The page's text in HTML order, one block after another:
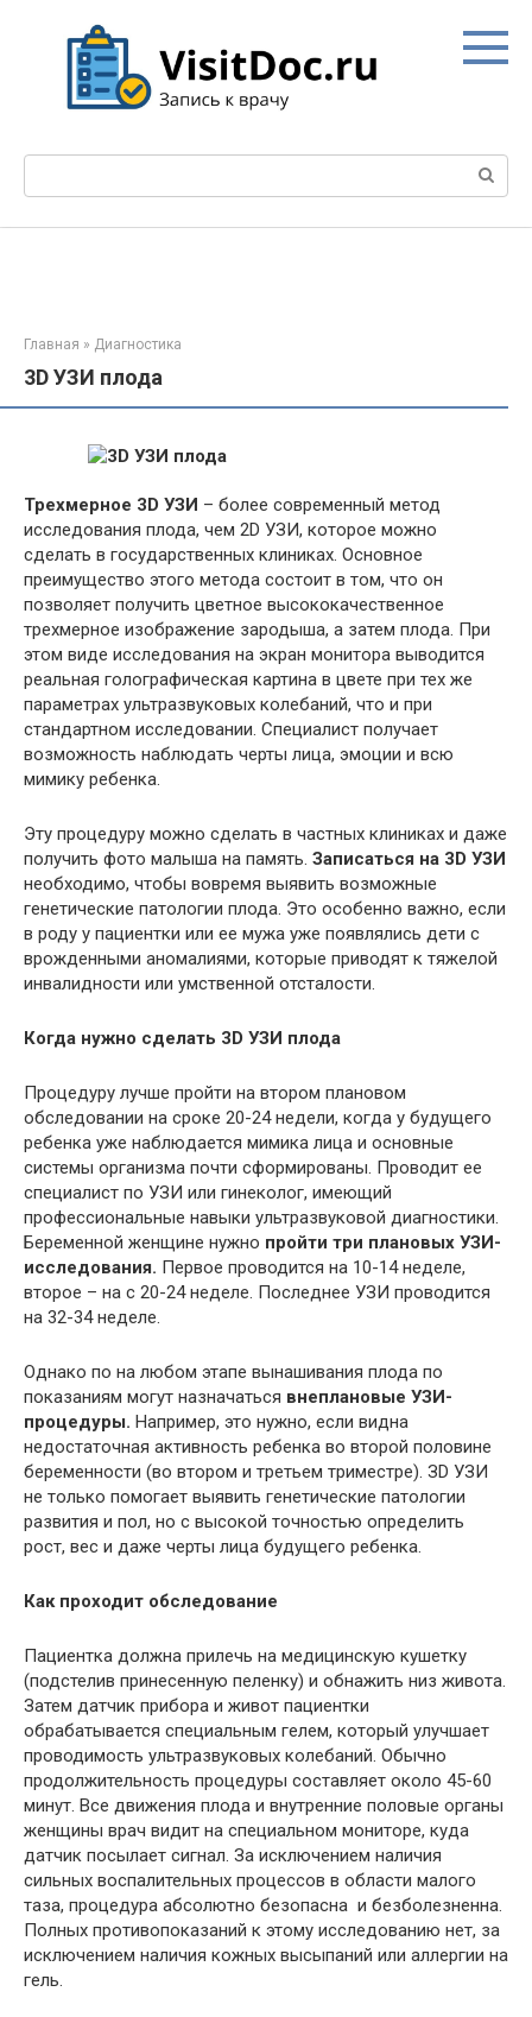
Поиск:
Главная » Диагностика
3D УЗИ плода
Трехмерное 3D УЗИ – более современный метод
исследования плода, чем 2D УЗИ, которое можно
сделать в государственных клиниках. Основное
преимущество этого метода состоит в том, что он
позволяет получить цветное высококачественное
трехмерное изображение зародыша, а затем плода. При
этом виде исследования на экран монитора выводится
реальная голографическая картина в цвете при тех же
параметрах ультразвуковых колебаний, что и при
стандартном исследовании. Специалист получает
возможность наблюдать черты лица, эмоции и всю
мимику ребенка.
Эту процедуру можно сделать в частных клиниках и даже
получить фото малыша на память. Записаться на 3D УЗИ
необходимо, чтобы вовремя выявить возможные
генетические патологии плода. Это особенно важно, если
в роду у пациентки или ее мужа уже появлялись дети с
врожденными аномалиями, которые приводят к тяжелой
инвалидности или умственной отсталости.
Когда нужно сделать 3D УЗИ плода
Процедуру лучше пройти на втором плановом
обследовании на сроке 20-24 недели, когда у будущего
ребенка уже наблюдается мимика лица и основные
системы организма почти сформированы. Проводит ее
специалист по УЗИ или гинеколог, имеющий
профессиональные навыки ультразвуковой диагностики.
Беременной женщине нужно пройти три плановых УЗИ-
исследования. Первое проводится на 10-14 неделе,
второе – на с 20-24 неделе. Последнее УЗИ проводится
на 32-34 неделе.
Однако по на любом этапе вынашивания плода по
показаниям могут назначаться внеплановые УЗИ-
процедуры. Например, это нужно, если видна
недостаточная активность ребенка во второй половине
беременности (во втором и третьем триместре). ЗD УЗИ
не только помогает выявить генетические патологии
развития и пол, но с высокой точностью определить
рост, вес и даже черты лица будущего ребенка.
Как проходит обследование
Пациентка должна прилечь на медицинскую кушетку
(подстелив принесенную пеленку) и обнажить низ живота.
Затем датчик прибора и живот пациентки
обрабатывается специальным гелем, который улучшает
проводимость ультразвуковых колебаний. Обычно
продолжительность процедуры составляет около 45-60
минут. Все движения плода и внутренние половые органы
женщины врач видит на специальном мониторе, куда
датчик посылает сигнал. За исключением наличия
сильных воспалительных процессов в области малого
таза, процедура абсолютно безопасна и безболезненна.
Полных противопоказаний к этому исследованию нет, за
исключением наличия кожных высыпаний или аллергии на
гель.